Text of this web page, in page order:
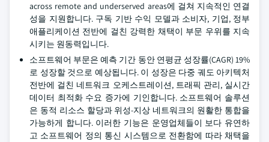
across remote and underserved areas에 걸쳐 지속적인 연결
성을 지원합니다. 구독 기반 수익 모델과 소비자, 기업, 정부
애플리케이션 전반에 걸친 강력한 채택이 부문 우위를 지속
시키는 원동력입니다.
소프트웨어 부문은 예측 기간 동안 연평균 성장률(CAGR) 19%
로 성장할 것으로 예상됩니다. 이 성장은 다중 궤도 아키텍처
전반에 걸친 네트워크 오케스트레이션, 트래픽 관리, 실시간
데이터 최적화 수요 증가에 기인합니다. 소프트웨어 솔루션
은 동적 리소스 할당과 위성-지상 네트워크의 원활한 통합을
가능하게 합니다. 이러한 기능은 운영업체들이 보다 유연하
고 소프트웨어 정의 통신 시스템으로 전환함에 따라 채택을